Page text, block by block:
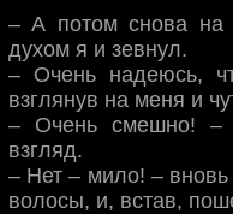
– А потом снова на
духом я и зевнул.
– Очень надеюсь,
взглянув на меня и
– Очень смешно! –
взгляд.
– Нет – мило! –
волосы, и, встав,